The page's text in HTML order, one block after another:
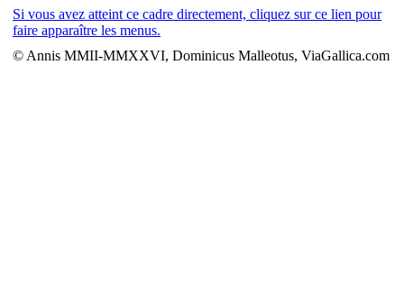
Si vous avez atteint ce cadre directement, cliquez sur ce lien pour
faire apparaître les menus.
© Annis MMII-MMXXVI, Dominicus Malleotus, ViaGallica.com